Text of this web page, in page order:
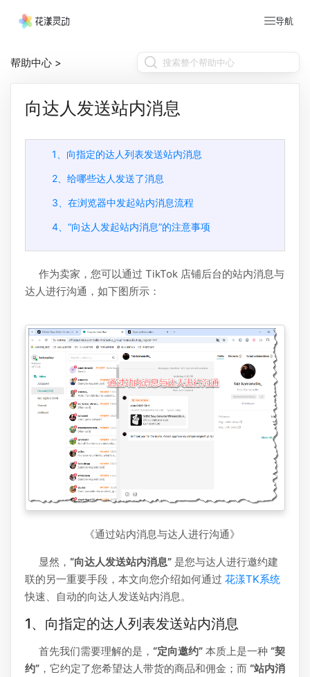
导航
帮助中心 >
向达人发送站内消息
1、向指定的达人列表发送站内消息
2、给哪些达人发送了消息
3、在浏览器中发起站内消息流程
4、“向达人发起站内消息”的注意事项
作为卖家，您可以通过 TikTok 店铺后台的站内消息与
达人进行沟通，如下图所示：
《通过站内消息与达人进行沟通》
显然， “向达人发送站内消息” 是您与达人进行邀约建
联的另一重要手段，本文向您介绍如何通过 花漾TK系统
快速、自动的向达人发送站内消息。
1、向指定的达人列表发送站内消息
首先我们需要理解的是， “定向邀约” 本质上是一种 “契
约” ，它约定了您希望达人带货的商品和佣金；而 “站内消